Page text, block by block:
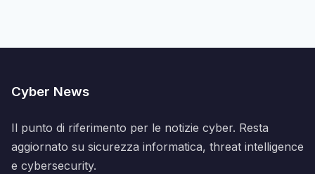
Cyber News
Il punto di riferimento per le notizie cyber. Resta
aggiornato su sicurezza informatica, threat intelligence
e cybersecurity.